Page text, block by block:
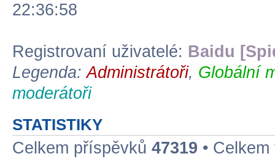
22:36:58
Registrovaní uživatelé: Baidu
Legenda:Administrátoři, Globální
moderátoři
STATISTIKY
Celkem příspěvků 47319 •